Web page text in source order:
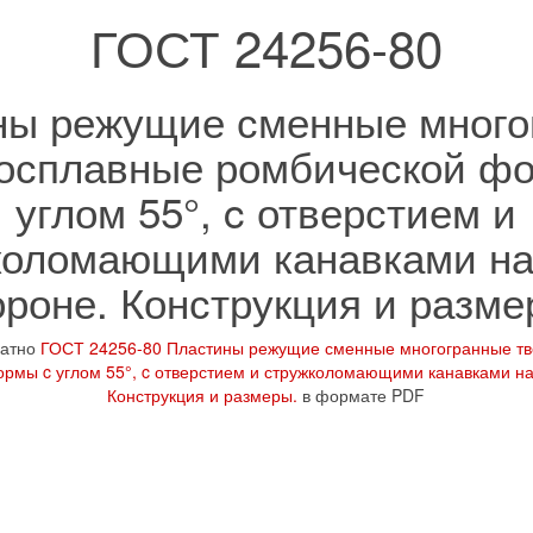
ГОСТ 24256-80
режущие сменные
ромбической
углом 55°, c отверстием и
канавками
Конструкция и
ГОСТ 24256-80 Пластины режущие сменные многогранные
c углом 55°, c отверстием и стружколомающими канавками
Конструкция и размеры. в формате PDF